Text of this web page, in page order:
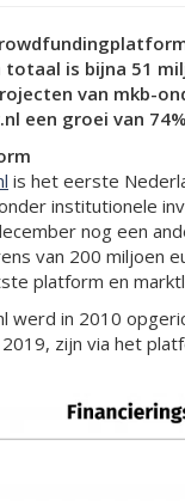
totaal is bijna 51
van mkb-
een groei van
is het eerste
institutionele
nog een
van 200 miljoen
platform en
werd in 2010
2019, zijn via het